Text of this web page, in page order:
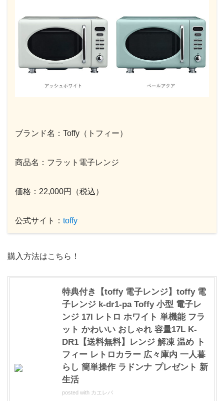
ブランド名：Toffy（トフィー）
商品名：フラット電子レンジ
価格：22,000円（税込）
公式サイト： toffy
購入方法はこちら！
特典付き【toffy 電子レンジ】toffy 電
子レンジ k-dr1-pa Toffy 小型 電子レ
ンジ 17l レトロ ホワイト 単機能 フラ
ット かわいい おしゃれ 容量17L K-
DR1【送料無料】レンジ 解凍 温め ト
フィー レトロカラー 広々庫内 一人暮
らし 簡単操作 ラドンナ プレゼント 新
生活
posted with カエレバ